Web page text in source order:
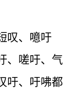
叹、噫吁
、嗟吁、气
吁、吁咈都